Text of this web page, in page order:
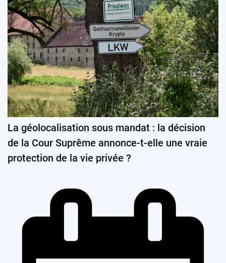
La géolocalisation sous mandat : la décision
de la Cour Suprême annonce-t-elle une vraie
protection de la vie privée ?